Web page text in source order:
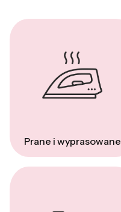
Prane i wyprasowane